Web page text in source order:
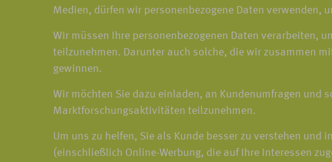
Medien, dürfen wir personenbezogene Daten verwenden,
Wir müssen Ihre personenbezogenen Daten verarbeiten,
teilzunehmen. Darunter auch solche, die wir zusammen
gewinnen.
Wir möchten Sie dazu einladen, an Kundenumfragen und
Marktforschungsaktivitäten teilzunehmen.
Um uns zu helfen, Sie als Kunde besser zu verstehen
(einschließlich Online-Werbung, die auf Ihre Interessen